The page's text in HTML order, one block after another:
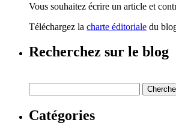
Vous souhaitez écrire un article et
Téléchargez la charte éditoriale du
Recherchez sur le blog
Catégories